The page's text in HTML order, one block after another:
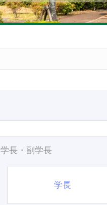
学長・副学長
学長